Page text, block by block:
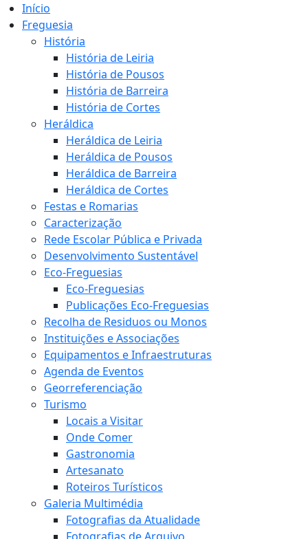
Início
Freguesia
História
História de Leiria
História de Pousos
História de Barreira
História de Cortes
Heráldica
Heráldica de Leiria
Heráldica de Pousos
Heráldica de Barreira
Heráldica de Cortes
Festas e Romarias
Caracterização
Rede Escolar Pública e Privada
Desenvolvimento Sustentável
Eco-Freguesias
Eco-Freguesias
Publicações Eco-Freguesias
Recolha de Residuos ou Monos
Instituições e Associações
Equipamentos e Infraestruturas
Agenda de Eventos
Georreferenciação
Turismo
Locais a Visitar
Onde Comer
Gastronomia
Artesanato
Roteiros Turísticos
Galeria Multimédia
Fotografias da Atualidade